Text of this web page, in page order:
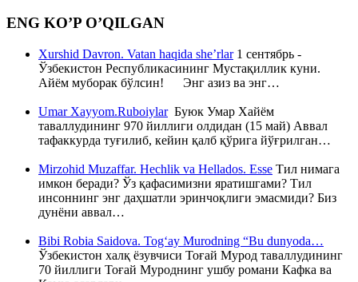
ENG KO’P O’QILGAN
Xurshid Davron. Vatan haqida she’rlar1 сентябрь -
Ўзбекистон Республикасининг Мустақиллик куни.
Айём муборак бўлсин! Энг азиз ва энг…
Umar Xayyom.RuboiylarБуюк Умар Хайём
таваллудининг 970 йиллиги олдидан (15 май) Аввал
тафаккурда туғилиб, кейин қалб қўрига йўғрилган…
Mirzohid Muzaffar. Hechlik va Hellados. Esse Тил нимага
имкон беради? Ўз қафасимизни яратишгами? Тил
инсоннинг энг даҳшатли эринчоқлиги эмасмиди? Биз
дунёни аввал…
Bibi Robia Saidova. Tog‘ay Murodning “Bu dunyoda…
Ўзбекистон халқ ёзувчиси Тоғай Мурод таваллудининг
70 йиллиги Тоғай Муроднинг ушбу романи Кафка ва